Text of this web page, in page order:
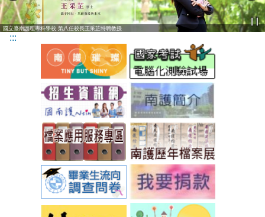
國立臺南護理專科學校 第八任校長王采芷特聘教授
:::